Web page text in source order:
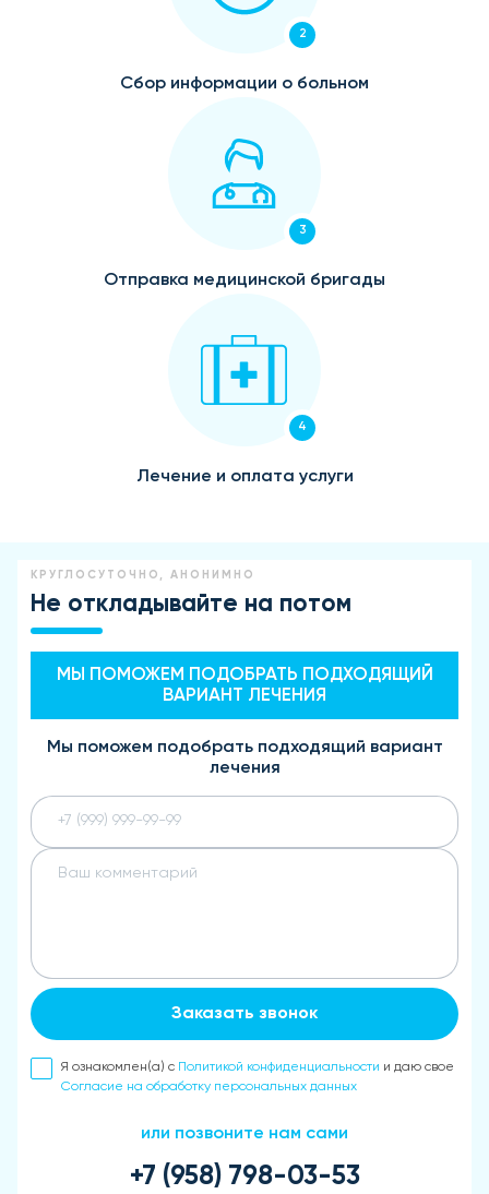
2
Сбор информации о больном
3
Отправка медицинской бригады
4
Лечение и оплата услуги
КРУГЛОСУТОЧНО, АНОНИМНО
Не откладывайте на потом
МЫ ПОМОЖЕМ ПОДОБРАТЬ ПОДХОДЯЩИЙ
ВАРИАНТ ЛЕЧЕНИЯ
Мы поможем подобрать подходящий вариант
лечения
Заказать звонок
Я ознакомлен(а) с Политикой конфиденциальности и даю свое
Согласие на обработку персональных данных
или позвоните нам сами
+7 (958) 798-03-53